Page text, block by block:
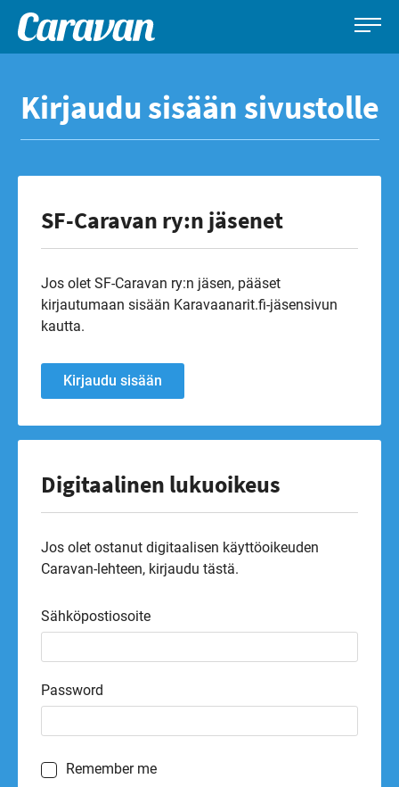
sisältöön
Caravan-
Leirintämatkailun
Kirjaudu sisään sivustolle
SF-Caravan ry:n jäsenet
Jos olet SF-Caravan ry:n jäsen, pääset
kirjautumaan sisään Karavaanarit.fi-jäsensivun
kautta.
Kirjaudu sisään
Digitaalinen lukuoikeus
Jos olet ostanut digitaalisen käyttöoikeuden
Caravan-lehteen, kirjaudu tästä.
Sähköpostiosoite
Password
Remember me